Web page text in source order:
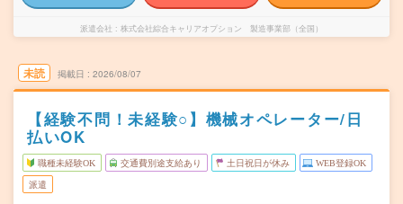
派遣会社 株式会社綜合キャリアオプション 製造事業部（全国）
未読 掲載日 2026/08/07
【経験不問！未経験○】機械オペレーター/日
払いOK
職種未経験OK 交通費別途支給あり 土日祝日が休み WEB登録OK
派遣